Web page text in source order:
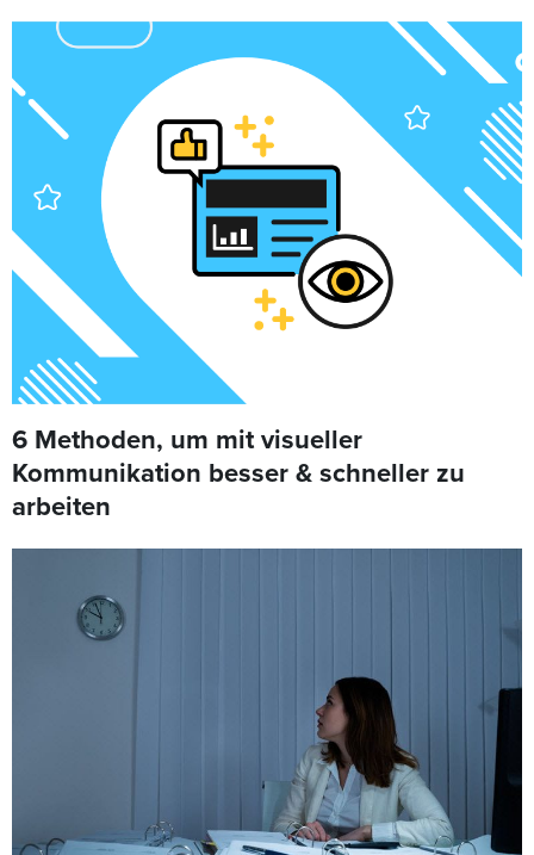
6 Methoden, um mit visueller
Kommunikation besser & schneller zu
arbeiten